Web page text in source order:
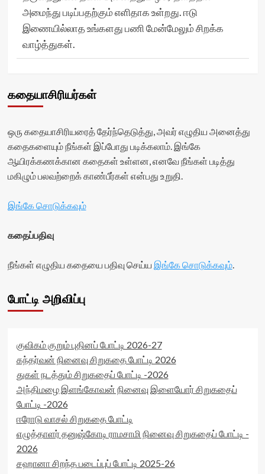
அமைந்து படிப்பதற்கும் எளிதாக உள்றது. ஈடு
இணையில்லாத உங்களது பணி மேன்மேலும் சிறக்க
வாழ்த்துகள்.
கதையாசிரியர்கள்
ஒரு கதையாசிரியரைத் தேர்ந்தெடுத்து, அவர் எழுதிய அனைத்து
கதைகளையும் நீங்கள் இப்போது படிக்கலாம். இங்கே
ஆயிரக்கணக்கான கதைகள் உள்ளன, எனவே நீங்கள் படித்து
மகிழும் பலவற்றைக் காண்பீர்கள் என்பது உறுதி.
இங்கே சொடுக்கவும்
கதைப்பதிவு
நீங்கள் எழுதிய கதையை பதிவு செய்ய இங்கே சொடுக்கவும்.
போட்டி அறிவிப்பு
குவிகம் குறும் புதினப் போட்டி 2026-27
கந்தர்வன் நினைவு சிறுகதை போட்டி 2026
துகள் நடத்தும் சிறுகதைப் போட்டி -2026
அந்திமழை இளங்கோவன் நினைவு இளையோர் சிறுகதைப்
போட்டி -2026
ஈரோடு வாசல் சிறுகதை போட்டி
எழுத்தாளர் தனுஷ்கோடி ராமசாமி நினைவு சிறுகதைப் போட்டி -
2026
சஹானா சிறந்த படைப்புப் போட்டி 2025-26